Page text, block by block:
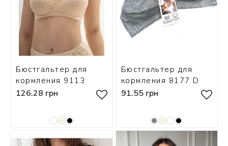
Бюстгальтер для
кормления 9113
126.28 грн
Бюстгальтер для
кормления 8177 D
91.55 грн